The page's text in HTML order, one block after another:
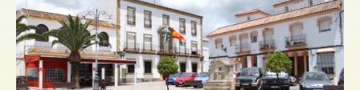
IT
NL
Tickets buchen